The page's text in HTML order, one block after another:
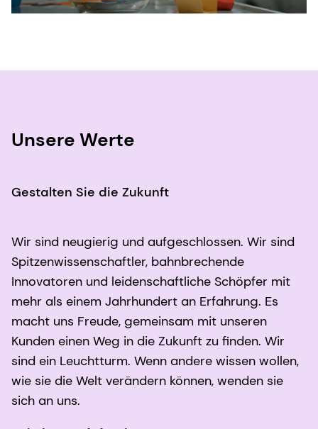
Unsere Werte
Gestalten Sie die Zukunft
Wir sind neugierig und aufgeschlossen. Wir sind
Spitzenwissenschaftler, bahnbrechende
Innovatoren und leidenschaftliche Schöpfer mit
mehr als einem Jahrhundert an Erfahrung. Es
macht uns Freude, gemeinsam mit unseren
Kunden einen Weg in die Zukunft zu finden. Wir
sind ein Leuchtturm. Wenn andere wissen wollen,
wie sie die Welt verändern können, wenden sie
sich an uns.